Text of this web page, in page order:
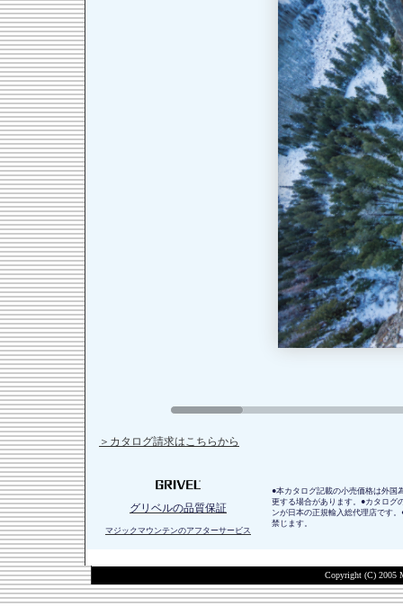
＞カタログ請求はこちらから
グリベルの品質保証
マジックマウンテンのアフターサービス
●本カタログ記載の小売価格は外国
更する場合があります。●カタログ
ンが日本の正規輸入総代理店です
禁じます。
Copyright (C) 2005